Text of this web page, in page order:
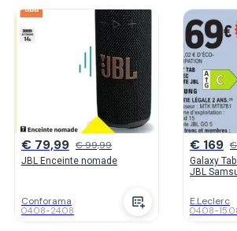
€ 79,99 € 99,99
JBL Enceinte nomade
Conforama
04.08-24.08
€ 169
Galaxy
JBL
E.Leclerc
04.08-